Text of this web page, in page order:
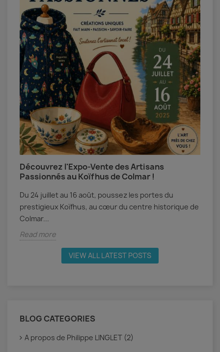
Découvrez l'Expo-Vente des Artisans
Passionnés au Koïfhus de Colmar !
Du 24 juillet au 16 août, poussez les portes du
prestigieux Koïfhus, au cœur du centre historique de
Colmar...
Read more
VIEW ALL LATEST POSTS
BLOG CATEGORIES
A propos de Philippe LINGLET (2)